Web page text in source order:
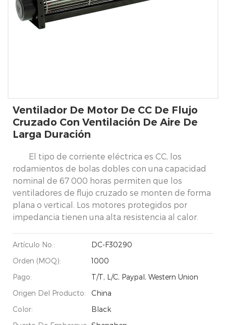
Ventilador De Motor De CC De Flujo
Cruzado Con Ventilación De Aire De
Larga Duración
El tipo de corriente eléctrica es CC, los
rodamientos de bolas dobles con una capacidad
nominal de 67 000 horas permiten que los
ventiladores de flujo cruzado se monten de forma
plana o vertical. Los motores protegidos por
impedancia tienen una alta resistencia al calor.
Artículo No.:
DC-F30290
Orden (MOQ):
1000
Pago:
T/T, L/C, Paypal, Western Union
Origen Del Producto:
China
Color:
Black